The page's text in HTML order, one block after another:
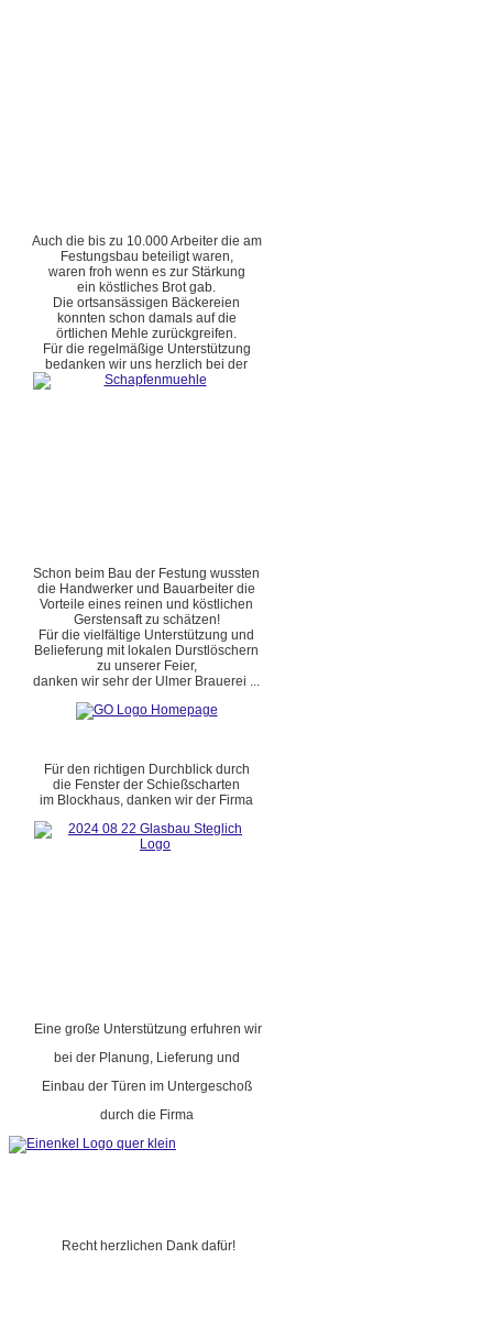
Auch die bis zu 10.000 Arbeiter die am
Festungsbau beteiligt waren,
waren froh wenn es zur Stärkung
ein köstliches Brot gab.
Die ortsansässigen Bäckereien
konnten schon damals auf die
örtlichen Mehle zurückgreifen.
Für die regelmäßige Unterstützung
bedanken wir uns herzlich bei der
Schon beim Bau der Festung wussten
die Handwerker und Bauarbeiter die
Vorteile eines reinen und köstlichen
Gerstensaft zu schätzen!
Für die vielfältige Unterstützung und
Belieferung mit lokalen Durstlöschern
zu unserer Feier,
danken wir sehr der Ulmer Brauerei ...
Für den richtigen Durchblick durch
die Fenster der Schießscharten
im Blockhaus, danken wir der Firma
Eine große Unterstützung erfuhren wir
bei der Planung, Lieferung und
Einbau der Türen im Untergeschoß
durch die Firma
Recht herzlichen Dank dafür!